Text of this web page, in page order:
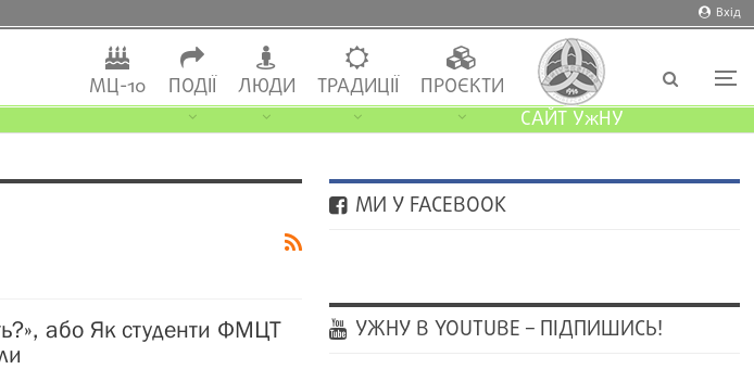
Вхід
МЦ-10 ПОДІЇ ЛЮДИ ТРАДИЦІЇ
ПРОЄКТИ
САЙТ УжНУ
або Як студенти ФМЦТ
МИ У FACEBOOK
УЖНУ В YOUTUBE – ПІДПИШИСЬ!